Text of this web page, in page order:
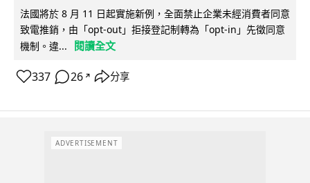
法國將於 8 月 11 日起實施新例，全面禁止企業未經消費者同意
致電推銷，由「opt-out」拒接登記制轉為「opt-in」先徵同意
機制。違...
閱讀全文
337 26 ↗ 分享
ADVERTISEMENT